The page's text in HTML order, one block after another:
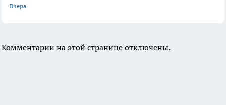
Вчера
Комментарии на этой странице отключены.